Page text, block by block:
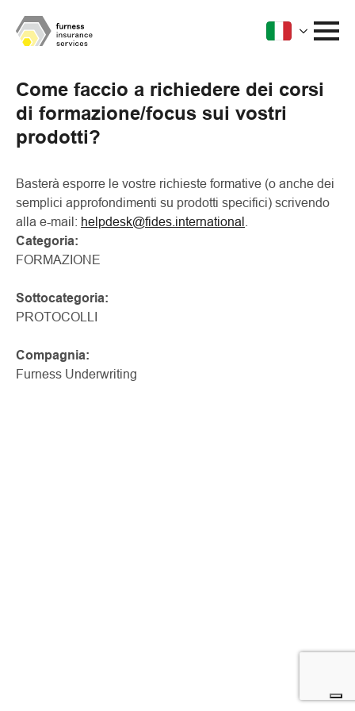
Come faccio a richiedere dei corsi
di formazione/focus sui vostri
prodotti?
Basterà esporre le vostre richieste formative (o anche dei
semplici approfondimenti su prodotti specifici) scrivendo
alla e-mail: helpdesk@fides.international
Categoria:
FORMAZIONE
Sottocategoria:
PROTOCOLLI
Compagnia:
Furness Underwriting